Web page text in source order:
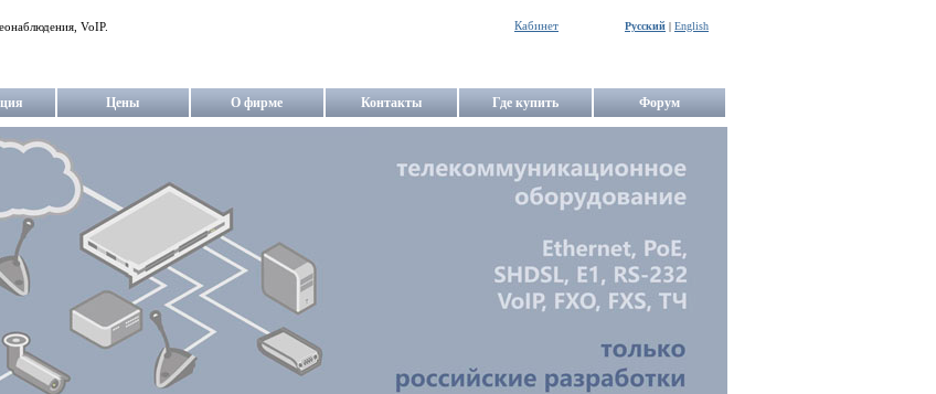
VoIP. Кабинет Русский | English
Цены О фирме Контакты Где купить Форум